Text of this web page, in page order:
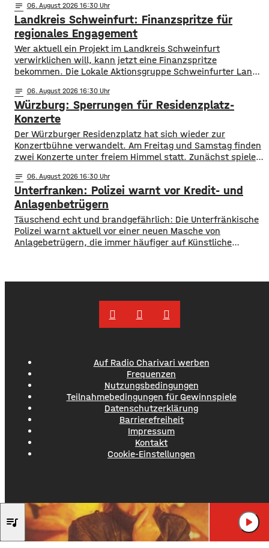
mainabwärts die zweite von drei Warnstufen. Zwar gibt es
aktuell mit dem Sauerstoffgehalt im Wasser noch keine
Probleme, allerdings ist die Wassertemperatur
notes 06. August 2026 16:30
Landkreis Schweinfurt: Finanzspritze für
regionales Engagement
Wer aktuell ein Projekt im Landkreis Schweinfurt
verwirklichen will, kann jetzt eine Finanzspritze
bekommen. Die Lokale Aktionsgruppe Schweinfurter Land
Bewerben können sich Bürger, Vereine und Organisationen.
Die Projekte sollen den Entwicklungszielen des Landkreises
dienen und das Bürgerengagement des Schweinfurter
Lands stärken. Die Entwicklungsziele sind:
Daseinsvorsorge, sozialer Zusammenhalt,
notes 06. August 2026 16:30
Würzburg: Sperrungen für Residenzplatz-
Konzerte
Der Würzburger Residenzplatz hat sich wieder zur
Konzertbühne verwandelt. Am Freitag und Samstag finden
zwei Konzerte unter freiem Himmel statt. Zunächst spielen
Samstag ist dann das Konzert des Duos Fast Boy. Das
Konzert von Roy Bianco und den Abbrunzati Boys ist
ausverkauft, rund 16.000 Menschen werden
notes 06. August 2026 16:30
Unterfranken: Polizei warnt vor Kredit- und
Anlagenbetrügern
​​Täuschend echt und brandgefährlich: Die Unterfränkische
Polizei warnt aktuell vor einer neuen Masche von
Anlagebetrügern, die immer häufiger auf Künstliche
Persönlichkeiten. Ihr Ziel: echte
Auf Radio Charivari werben
Frequenzen
Nutzungsbedingungen
Teilnahmebedingungen für Gewinnspiele
Datenschutzerklärung
Barrierefreiheit
Impressum
Kontakt
Cookie-Einstellungen
ROD STEWART
THIS OLD
play_arrow
queue_music